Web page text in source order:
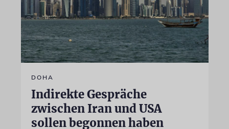
DOHA
Indirekte Gespräche
zwischen Iran und USA
sollen begonnen haben